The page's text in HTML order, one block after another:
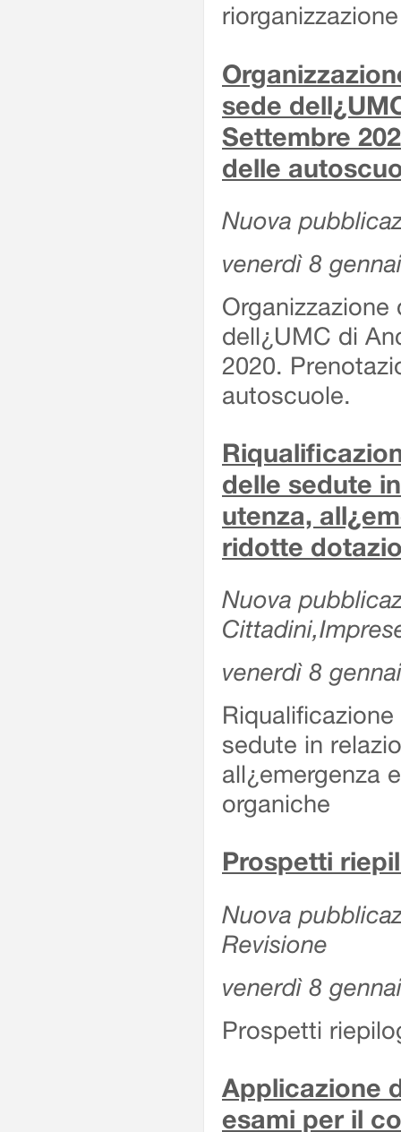
sede
Settembre
delle
Nuova
venerdì 8
dell¿UMC di
2020.
autoscuole.
delle sedute
utenza,
ridotte
Nuova
venerdì 8
sedute in
all¿emergenza
organiche
Prospetti
Nuova
Revisione
venerdì 8
Prospetti
Applicazione
esami per il